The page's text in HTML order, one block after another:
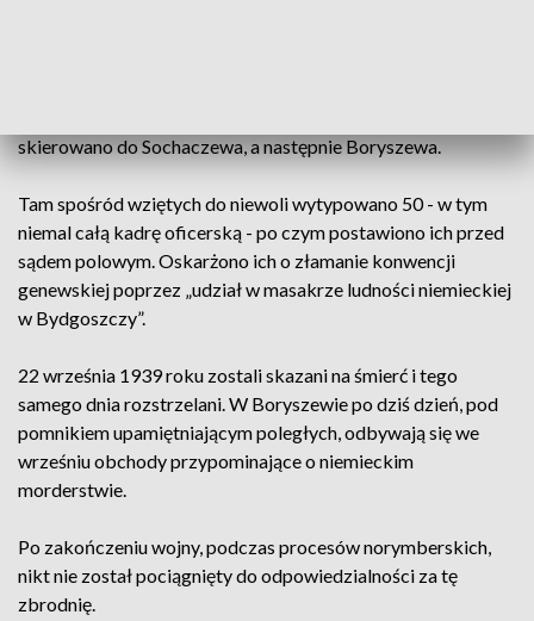
skierowano do Sochaczewa, a następnie Boryszewa.
Tam spośród wziętych do niewoli wytypowano 50 - w tym
niemal całą kadrę oficerską - po czym postawiono ich przed
sądem polowym. Oskarżono ich o złamanie konwencji
genewskiej poprzez „udział w masakrze ludności niemieckiej
w Bydgoszczy”.
22 września 1939 roku zostali skazani na śmierć i tego
samego dnia rozstrzelani. W Boryszewie po dziś dzień, pod
pomnikiem upamiętniającym poległych, odbywają się we
wrześniu obchody przypominające o niemieckim
morderstwie.
Po zakończeniu wojny, podczas procesów norymberskich,
nikt nie został pociągnięty do odpowiedzialności za tę
zbrodnię.